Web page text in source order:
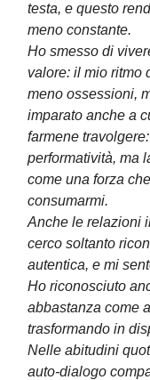
testa, e questo
meno constante.
Ho smesso di
valore: il mio ritmo
meno ossessioni,
imparato anche a
farmene
performatività, ma
come una forza
consumarmi.
Anche le relazioni
cerco soltanto
autentica, e mi
Ho riconosciuto
abbastanza come
trasformando in
Nelle abitudini
auto-dialogo